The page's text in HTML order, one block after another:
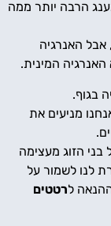
הרבה יותר ממה
אבל האנרגיה
האנרגיה המינית.
בגוף.
מניעים את
בני הזוג מעצימה
לנו לשמור על
לרטטים